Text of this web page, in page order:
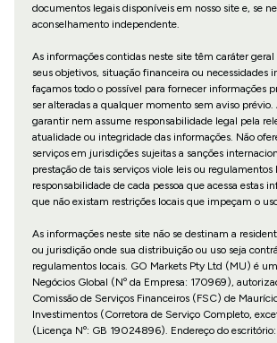
documentos legais disponíveis em nosso site e, se
aconselhamento independente.
As informações contidas neste site têm caráter geral
seus objetivos, situação financeira ou necessidades
façamos todo o possível para fornecer informações
ser alteradas a qualquer momento sem aviso
garantir nem assume responsabilidade legal pela
atualidade ou integridade das informações. Não
serviços em jurisdições sujeitas a sanções
prestação de tais serviços viole leis ou regulamentos
responsabilidade de cada pessoa que acessa estas
que não existam restrições locais que impeçam o
As informações neste site não se destinam a
ou jurisdição onde sua distribuição ou uso seja
regulamentos locais. GO Markets Pty Ltd (MU) é
Negócios Global (Nº da Empresa: 170969),
Comissão de Serviços Financeiros (FSC) de
Investimentos (Corretora de Serviço Completo,
(Licença Nº: GB 19024896). Endereço do